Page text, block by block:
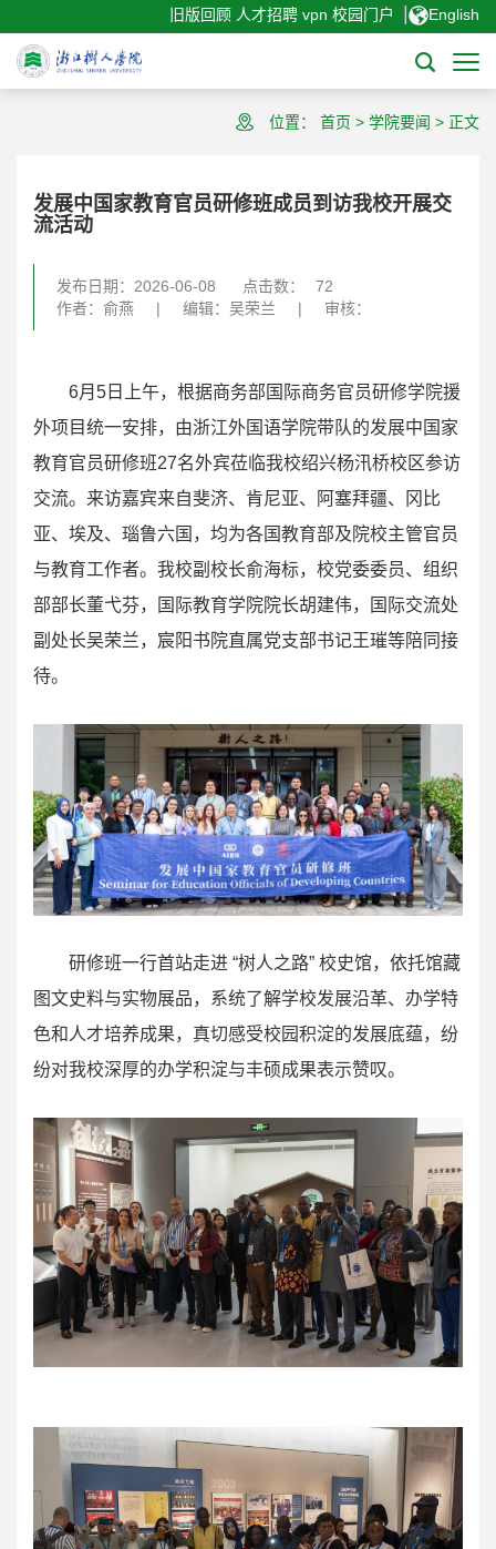
旧版回顾 人才招聘 vpn 校园门户 English
位置： 首页 > 学院要闻 > 正文
发展中国家教育官员研修班成员到访我校开展交
流活动
发布日期：2026-06-08 点击数：
72
作者：俞燕
| 编辑：吴荣兰 | 审核：
6月5日上午，根据商务部国际商务官员研修学院援
外项目统一安排，由浙江外国语学院带队的发展中国家
教育官员研修班27名外宾莅临我校绍兴杨汛桥校区参访
交流。来访嘉宾来自斐济、肯尼亚、阿塞拜疆、冈比
亚、埃及、瑙鲁六国，均为各国教育部及院校主管官员
与教育工作者。我校副校长俞海标，校党委委员、组织
部部长董弋芬，国际教育学院院长胡建伟，国际交流处
副处长吴荣兰，宸阳书院直属党支部书记王璀等陪同接
待。
研修班一行首站走进 “树人之路” 校史馆，依托馆藏
图文史料与实物展品，系统了解学校发展沿革、办学特
色和人才培养成果，真切感受校园积淀的发展底蕴，纷
纷对我校深厚的办学积淀与丰硕成果表示赞叹。